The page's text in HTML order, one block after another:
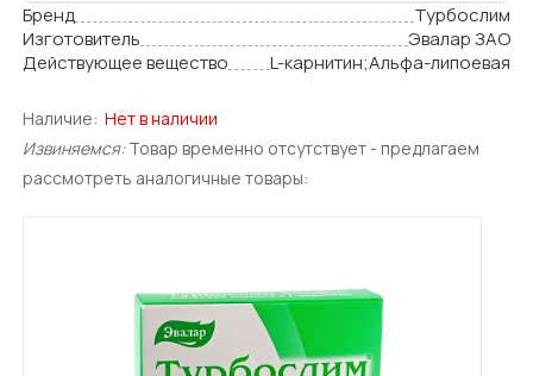
Бренд
Турбослим
Изготовитель
Эвалар ЗАО
Действующее вещество
L-карнитин;Альфа-липоевая
Наличие: Нет в наличии
Извиняемся: Товар временно отсутствует - предлагаем
рассмотреть аналогичные товары: